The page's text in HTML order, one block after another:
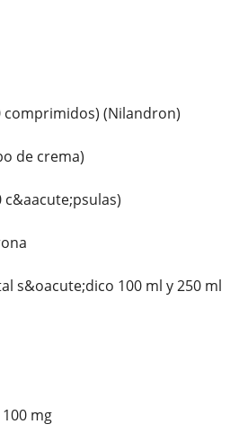
comprimidos) (Nilandron)
de crema)
c&aacute;psulas)
s&oacute;dico 100 ml y 250 ml
mg